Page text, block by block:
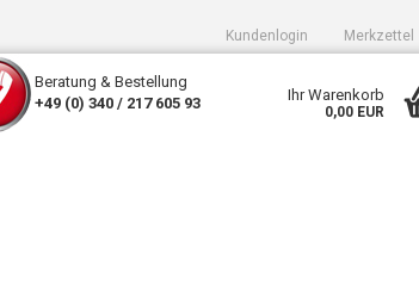
Kundenlogin Merkzettel
Beratung & Bestellung
+49 (0) 340 / 217 605 93
Ihr Warenkorb
0,00 EUR